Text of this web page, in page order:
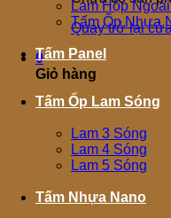
Quay trở lại
0
Giỏ hàng
Lam Hộp
Tấm Ốp Nhựa
Tấm Panel
Tấm Ốp Lam Sóng
Lam 3 Sóng
Lam 4 Sóng
Lam 5 Sóng
Tấm Nhựa Nano